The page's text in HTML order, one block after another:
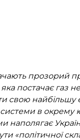
прозорий
постачає газ
свою
в окрему
наполягає
«політичної